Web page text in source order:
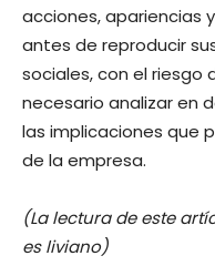
acciones, apariencias
antes de reproducir
sociales, con el riesgo
necesario analizar en
las implicaciones que
de la empresa.
(La lectura de este
es liviano)